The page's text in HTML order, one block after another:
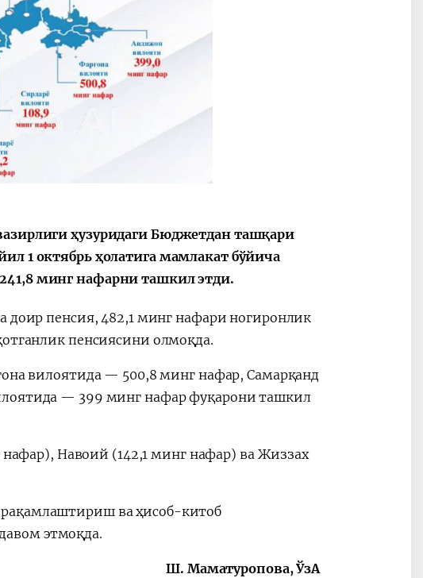
Мирзиёев
раислигида
ўтказилган
видеоселектор
ҳузуридаги Бюджетдан ташқари
1 октябрь ҳолатига мамлакат бўйича
минг нафарни ташкил этди.
доир пенсия, 482,1 минг нафари ногиронлик
пенсиясини олмоқда.
вилоятида — 500,8 минг нафар, Самарқанд
— 399 минг нафар фуқарони ташкил
нафар), Навоий (142,1 минг нафар) ва Жиззах
ва ҳисоб-китоб
этмоқда.
Ш. Маматуропова, ЎзА